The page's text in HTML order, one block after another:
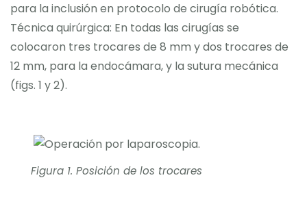
para la inclusión en protocolo de cirugía robótica.
Técnica quirúrgica: En todas las cirugías se
colocaron tres trocares de 8 mm y dos trocares de
12 mm, para la endocámara, y la sutura mecánica
(figs. 1 y 2).
Figura 1. Posición de los trocares